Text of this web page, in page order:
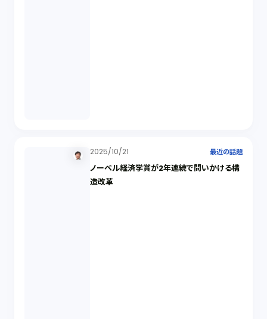
2025/10/21 最近の話題
ノーベル経済学賞が2年連続で問いかける構
造改革